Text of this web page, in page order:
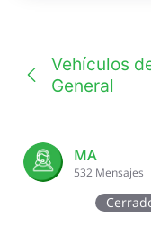
Vehículos
General
MA
532 Mensajes